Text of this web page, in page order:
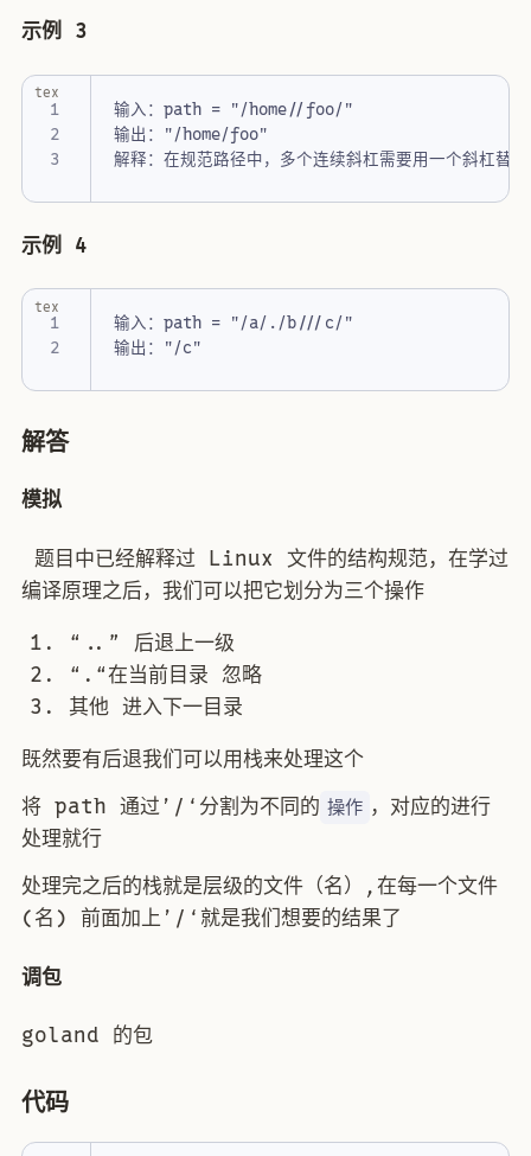
示例 3
1
2
tex
示例 4
1
2
tex
解答
模拟
​ 题目中已经解释过 Linux 文件的结构规范，在学过
编译原理之后，我们可以把它划分为三个操作
“..” 后退上一级
“.“在当前目录 忽略
其他 进入下一目录
既然要有后退我们可以用栈来处理这个
将 path 通过’/‘分割为不同的 操作 ，对应的进行
处理就行
处理完之后的栈就是层级的文件（名）,在每一个文件
(名) 前面加上’/‘就是我们想要的结果了
调包
goland 的包
代码